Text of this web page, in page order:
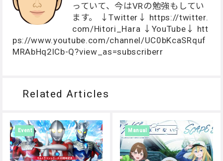
っていて、今はVRの勉強もしてい
ます。 ↓Twitter↓ https://twitter.
com/Hitori_Hara ↓YouTube↓ htt
ps://www.youtube.com/channel/UC0bKcaSRquf
MRAbHq2lCb-Q?view_as=subscriberr
Related Articles
Event Manual